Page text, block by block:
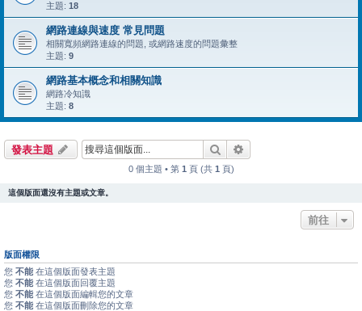
主題: 18
網路連線與速度 常見問題
相關寬頻網路連線的問題, 或網路速度的問題彙整
主題: 9
網路基本概念和相關知識
網路冷知識
主題: 8
發表主題 搜尋
0 個主題 • 第 1 頁 (共 1 頁)
這個版面還沒有主題或文章。
前往
版面權限
您 不能 在這個版面發表主題
您 不能 在這個版面回覆主題
您 不能 在這個版面編輯您的文章
您 不能 在這個版面刪除您的文章